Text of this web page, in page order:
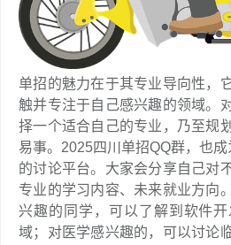
单招的魅力在于其专业导向性，
触并专注于自己感兴趣的领域。
择一个适合自己的专业，乃至规
易事。2025四川单招QQ群，也成
的讨论平台。大家会分享自己对
专业的学习内容、未来就业方向
兴趣的同学，可以了解到软件
域；对医学感兴趣的，可以讨论